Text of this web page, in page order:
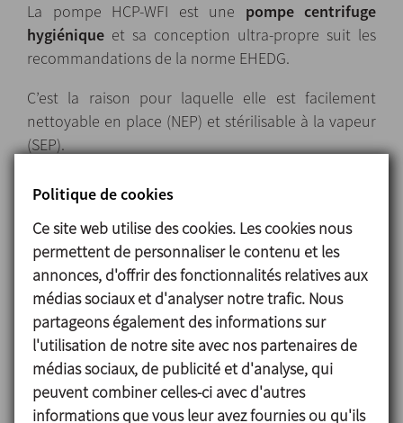
La pompe HCP-WFI est une pompe centrifuge
hygiénique et sa conception ultra-propre suit les
recommandations de la norme EHEDG.
C’est la raison pour laquelle elle est facilement
nettoyable en place (NEP) et stérilisable à la vapeur
(SEP).
Garniture mécanique selon norme EHEDG avec des
faces de frottement dures afin que l’usure de celles-
ci ne produisent pas de poussière risquant de
polluer le produit.
Chaque supplément valorise la finition de base de
la pompe PROLAC HCP :
- Orifice de refoulement orienté à 45º améliore
l’évacuation des poches d’air pouvant se loger dans
la partie supérieure du corps.
Politique de cookies
Ce site web utilise des cookies. Les cookies nous
permettent de personnaliser le contenu et les
annonces, d'offrir des fonctionnalités relatives aux
médias sociaux et d'analyser notre trafic. Nous
partageons également des informations sur
l'utilisation de notre site avec nos partenaires de
médias sociaux, de publicité et d'analyse, qui
peuvent combiner celles-ci avec d'autres
informations que vous leur avez fournies ou qu'ils